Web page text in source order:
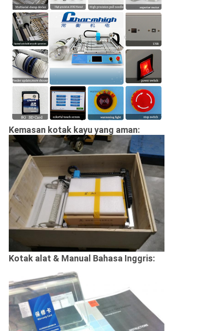
Kemasan kotak kayu yang aman:
Kotak alat & Manual Bahasa Inggris: